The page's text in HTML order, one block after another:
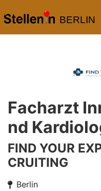
BERLIN
Facharzt
nd
FIND YOUR
CRUITING
Berlin